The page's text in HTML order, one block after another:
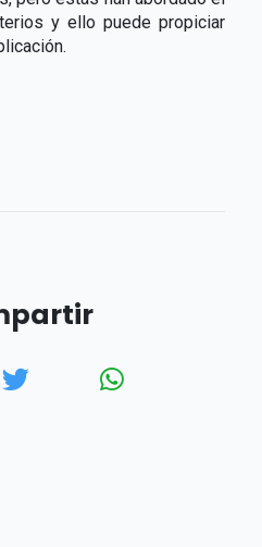
y ello puede propiciar